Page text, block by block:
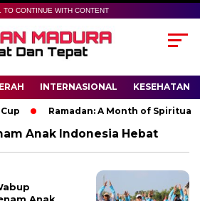
TO CONTINUE WITH CONTENT
INTERNASIONAL KESEHATAN
Ramadan: A Month of Spiritual
Anak Indonesia Hebat